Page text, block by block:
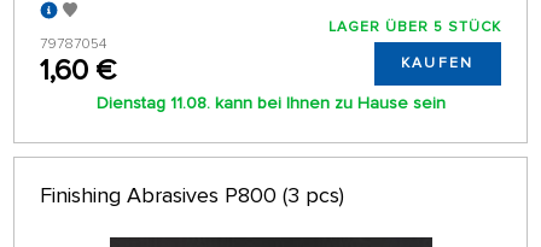
79787054
1,60 €
LAGER ÜBER 5 STÜCK
KAUFEN
Dienstag 11.08. kann bei Ihnen zu Hause sein
Finishing Abrasives P800 (3 pcs)